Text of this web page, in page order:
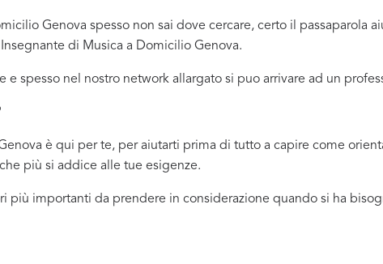
Genova spesso non sai dove cercare, certo il passaparola
di Musica a Domicilio Genova.
spesso nel nostro network allargato si puo arrivare ad un
è qui per te, per aiutarti prima di tutto a capire come
più si addice alle tue esigenze.
più importanti da prendere in considerazione quando si ha